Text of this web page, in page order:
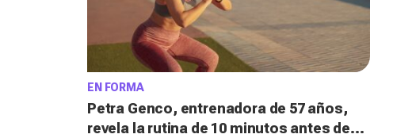
EN FORMA
Petra Genco, entrenadora de 57 años,
revela la rutina de 10 minutos antes de